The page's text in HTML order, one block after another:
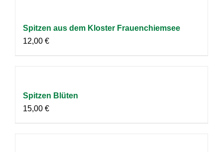
Spitzen aus dem Kloster Frauenchiemsee
12,00 €
Spitzen Blüten
15,00 €